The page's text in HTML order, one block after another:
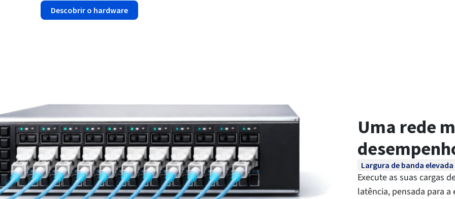
Descobrir o hardware
Uma rede
Largura de banda elevada
Execute as suas cargas
latência, pensada para